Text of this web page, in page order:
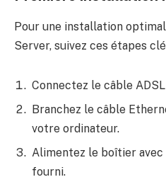
Pour une installation
Server, suivez ces étapes
Connectez le câble
Branchez le câble
votre ordinateur.
Alimentez le boîtier avec
fourni.